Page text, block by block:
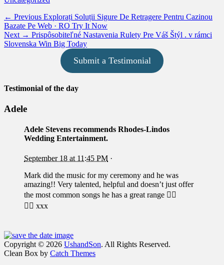
Post
navigation
← Previous Previous
post:
Explorați Soluții Sigure De Retragere Pentru Cazinou
Bazate Pe Web · RO Try It Now
Next → Next
post:
Prispôsobiteľné Nastavenia Rulety Pre Váš Štýl . v rámci
Slovenska Win Big Today
Submit a Testimonial
Testimonial of the day
Adele
Adele Stevens recommends Rhodes-Lindos
Wedding Entertainment.
September 18 at 11:45 PM ·
Mark did the music for my ceremony and he was
amazing!! Very talented, helpful and doesn’t just offer
the most common songs he has a great range 👍🏼
👍🏼 xxx
Facebook
Email
Instagram
Phone
Copyright © 2026 UshandSon. All Rights Reserved.
Clean Box by Catch Themes